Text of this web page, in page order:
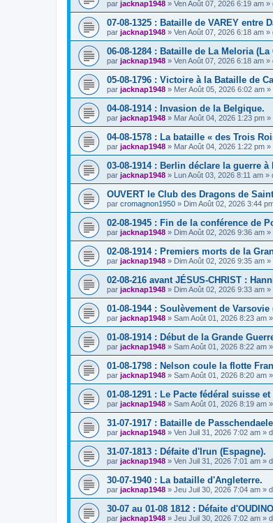
par jacknap1948 » Ven Août 07, 2026 6:19 am »
07-08-1325 : Bataille de VAREY entre
par jacknap1948 » Ven Août 07, 2026 6:18 am »
06-08-1284 : Bataille de La Meloria
par jacknap1948 » Ven Août 07, 2026 6:18 am »
05-08-1796 : Victoire à la Bataille de
par jacknap1948 » Mer Août 05, 2026 6:02 am »
04-08-1914 : Invasion de la Belgique.
par jacknap1948 » Mar Août 04, 2026 1:23 pm »
04-08-1578 : La bataille « des Trois
par jacknap1948 » Mar Août 04, 2026 1:22 pm »
03-08-1914 : Berlin déclare la guerre à
par jacknap1948 » Lun Août 03, 2026 8:11 am »
OUVERT le Club des Dragons de
par cromagnon1950 » Dim Août 02, 2026 3:44
02-08-1945 : Fin de la conférence de
par jacknap1948 » Dim Août 02, 2026 9:36 am »
02-08-1914 : Premiers morts de la
par jacknap1948 » Dim Août 02, 2026 9:35 am »
02-08-216 avant JÉSUS-CHRIST :
par jacknap1948 » Dim Août 02, 2026 9:33 am »
01-08-1944 : Soulèvement de Varsovie
par jacknap1948 » Sam Août 01, 2026 8:23 am
01-08-1914 : Début de la Grande
par jacknap1948 » Sam Août 01, 2026 8:22 am
01-08-1798 : Nelson coule la flotte
par jacknap1948 » Sam Août 01, 2026 8:20 am
01-08-1291 : Le Pacte fédéral suisse
par jacknap1948 » Sam Août 01, 2026 8:19 am
31-07-1917 : Bataille de
par jacknap1948 » Ven Juil 31, 2026 7:02 am »
31-07-1813 : Défaite d'Irun (Espagne).
par jacknap1948 » Ven Juil 31, 2026 7:01 am »
30-07-1940 : La bataille d'Angleterre.
par jacknap1948 » Jeu Juil 30, 2026 7:04 am »
30-07 au 01-08 1812 : Défaite
par jacknap1948 » Jeu Juil 30, 2026 7:02 am »